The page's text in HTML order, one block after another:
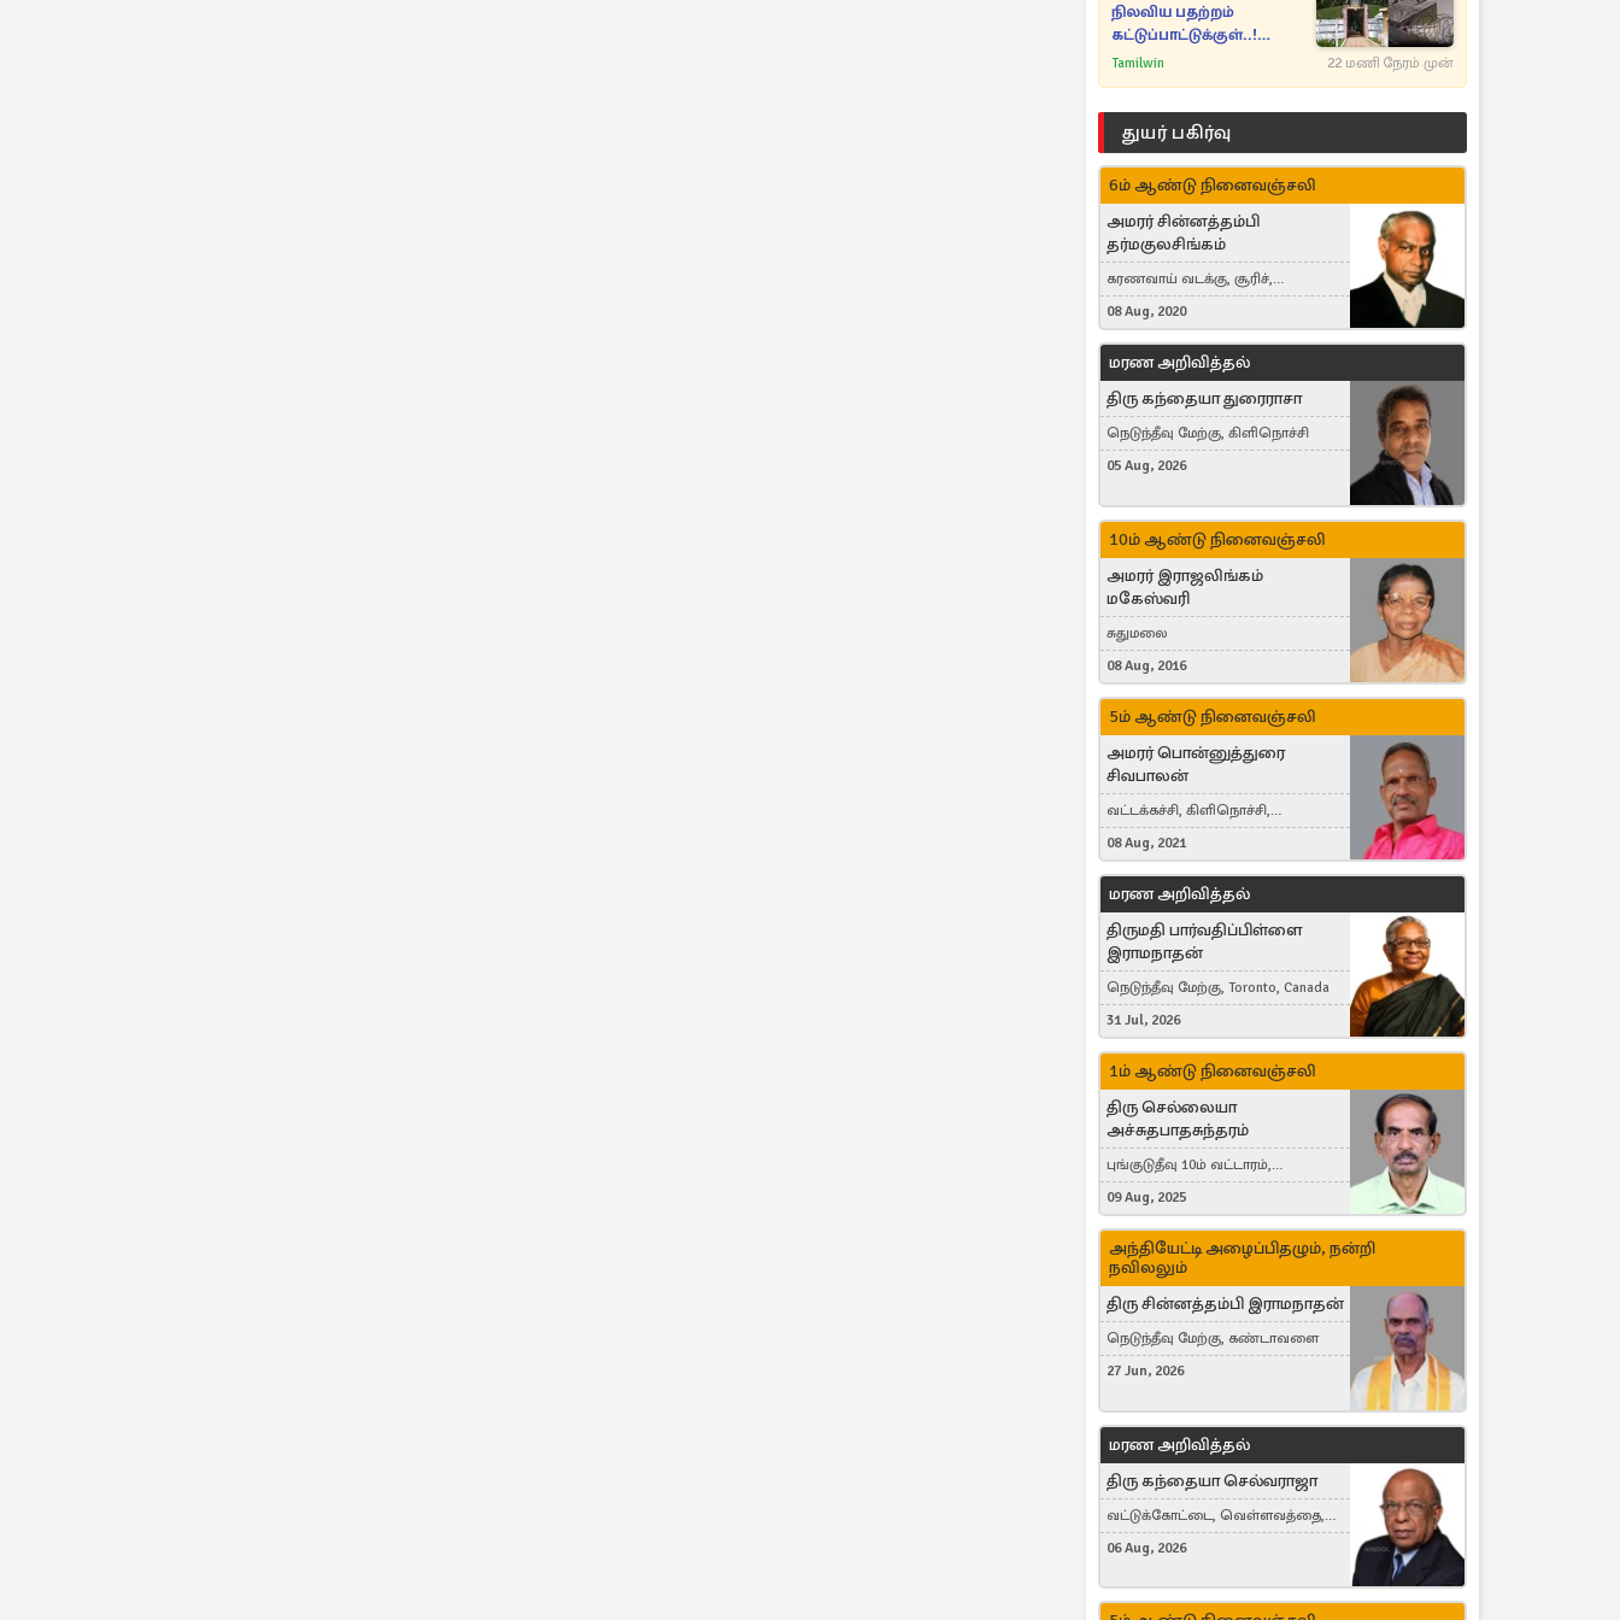
நிலவிய பதற்றம்
கட்டுப்பாட்டுக்குள்..!
அதிரடியாக களமிறங்கிய
Tamilwin 22 மணி நேரம் முன்
துயர் பகிர்வு
6ம் ஆண்டு நினைவஞ்சலி
அமரர் சின்னத்தம்பி
தர்மகுலசிங்கம்
கரணவாய் வடக்கு, சூரிச்,
Switzerland
08 Aug, 2020
மரண அறிவித்தல்
திரு கந்தையா துரைராசா
நெடுந்தீவு மேற்கு, கிளிநொச்சி
05 Aug, 2026
10ம் ஆண்டு நினைவஞ்சலி
அமரர் இராஜலிங்கம்
மகேஸ்வரி
சுதுமலை
08 Aug, 2016
5ம் ஆண்டு நினைவஞ்சலி
அமரர் பொன்னுத்துரை
சிவபாலன்
வட்டக்கச்சி, கிளிநொச்சி,
வட்டக்கச்சி இராமநாதபுரம்
08 Aug, 2021
மரண அறிவித்தல்
திருமதி பார்வதிப்பிள்ளை
இராமநாதன்
நெடுந்தீவு மேற்கு, Toronto, Canada
31 Jul, 2026
1ம் ஆண்டு நினைவஞ்சலி
திரு செல்லையா
அச்சுதபாதசுந்தரம்
புங்குடுதீவு 10ம் வட்டாரம்,
கொள்ளுப்பிட்டி
09 Aug, 2025
அந்தியேட்டி அழைப்பிதழும், நன்றி
நவிலலும்
திரு சின்னத்தம்பி இராமநாதன்
நெடுந்தீவு மேற்கு, கண்டாவளை
27 Jun, 2026
மரண அறிவித்தல்
திரு கந்தையா செல்வராஜா
வட்டுக்கோட்டை, வெள்ளவத்தை,
Toronto, Canada
06 Aug, 2026